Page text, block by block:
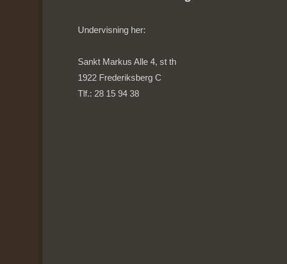
Undervisning her:
Sankt Markus Alle 4, st th
1922 Frederiksberg C
Tlf.: 28 15 94 38